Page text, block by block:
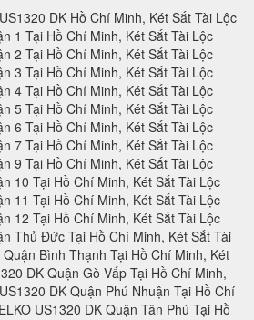
Két Sắt Tài Lộc WELKO US1320 DK Cần Thơ, Két Sắt Tài Lộc WELKO US1320 DK Tại Thành phố Cần Thơ Tỉnh Cần Thơ, Két Sắt Tài Lộc WELKO US1320 DK Tại Quận Ninh Kiều Tỉnh Cần Thơ, Két Sắt Tài Lộc WELKO US1320 DK Tại Quận Ô Môn Tỉnh Cần Thơ, Két Sắt Tài Lộc WELKO US1320 DK Tại Quận Bình Thuỷ Tỉnh Cần Thơ, Két Sắt Tài Lộc WELKO US1320 DK Tại Quận Cái Răng Tỉnh Cần Thơ, Két Sắt Tài Lộc WELKO US1320 DK Tại Quận Thốt Nốt Tỉnh Cần Thơ, Két Sắt Tài Lộc WELKO US1320 DK Tại Huyện Vĩnh Thạnh Tỉnh Cần Thơ, Két Sắt Tài Lộc WELKO US1320 DK Tại Huyện Cờ Đỏ Tỉnh Cần Thơ, Két Sắt Tài Lộc WELKO US1320 DK Tại Huyện Phong Điền Tỉnh Cần Thơ, Két Sắt Tài Lộc WELKO US1320 DK Tại Huyện Thới Lai Tỉnh Cần Thơ, Két Sắt Tài Lộc WELKO US1320 DK Đà Nẵng, Két Sắt Tài Lộc WELKO US1320 DK Tại Thành phố Đà Nẵng Tỉnh Đà Nẵng, Két Sắt Tài Lộc WELKO US1320 DK Tại Quận Liên Chiểu Tỉnh Đà Nẵng, Két Sắt Tài Lộc WELKO US1320 DK Tại Quận Thanh Khê Tỉnh Đà Nẵng, Két Sắt Tài Lộc WELKO US1320 DK Tại Quận Hải Châu Tỉnh Đà Nẵng, Két Sắt Tài Lộc WELKO US1320 DK Tại Quận Sơn Trà Tỉnh Đà Nẵng, Két Sắt Tài Lộc WELKO US1320 DK Tại Quận Ngũ Hành Sơn Tỉnh Đà Nẵng, Két Sắt Tài Lộc WELKO US1320 DK Tại Quận Cẩm Lệ Tỉnh Đà Nẵng, Két Sắt Tài Lộc WELKO US1320 DK TạiHuyện Hòa Vang Tỉnh Đà Nẵng, Két Sắt Tài Lộc WELKO US1320 DK Đắk Lắk, Két Sắt Tài Lộc WELKO US1320 DK Tại Thành phố Buôn Ma Thuột Tỉnh Đắk Lắk, Két Sắt Tài Lộc WELKO US1320 DK Tại Thị xã Buôn Hồ Tỉnh Đắk Lắk, Két Sắt Tài Lộc WELKO US1320 DK Tại Huyện Buôn Đôn Tỉnh Đắk Lắk, Két Sắt Tài Lộc WELKO US1320 DK Tại Huyện Cư Kuin Tỉnh Đắk Lắk, Két Sắt Tài Lộc WELKO US1320 DK Tại Huyện Cư M’gar Tỉnh Đắk Lắk, Két Sắt Tài Lộc WELKO US1320 DK Tại Huyện Ea H’leo Tỉnh Đắk Lắk, Két Sắt Tài Lộc WELKO US1320 DK Tại Huyện Ea Kar Tỉnh Đắk Lắk, Két Sắt Tài Lộc WELKO US1320 DK Tại Huyện Ea Súp Tỉnh Đắk Lắk, Két Sắt Tài Lộc WELKO US1320 DK Tại Huyện Krông Ana Tỉnh Đắk Lắk, Két Sắt Tài Lộc WELKO US1320 DK Tại Huyện Krông Bông Tỉnh Đắk Lắk, Két Sắt Tài Lộc WELKO US1320 DK Tại Huyện Krông Búk Tỉnh Đắk Lắk, Két Sắt Tài Lộc WELKO US1320 DK Tại Huyện Krông Năng Tỉnh Đắk Lắk, Két Sắt Tài Lộc WELKO US1320 DK Tại Huyện Krông Pắk Tỉnh Đắk Lắk, Két Sắt Tài Lộc WELKO US1320 DK Tại Huyện Lắk Tỉnh Đắk Lắk, Két Sắt Tài Lộc WELKO US1320 DK Tại Huyện M’Đrắk Tỉnh Đắk Lắk, Két Sắt Tài Lộc WELKO US1320 DK Đắk Nông, Két Sắt Tài Lộc WELKO US1320 DK Tại Thành phố Gia Nghĩa Tỉnh Đắk Nông, Két Sắt Tài Lộc WELKO US1320 DK Tại Huyện Cư Jút Tỉnh Đắk Nông, Két Sắt Tài Lộc WELKO US1320 DK Tại Huyện Đắk Glong Tỉnh Đắk Nông, Két Sắt Tài Lộc WELKO US1320 DK Tại Huyện Đắk Mil Tỉnh Đắk Nông, Két Sắt Tài Lộc WELKO US1320 DK Tại Huyện Đắk R’lấp Tỉnh Đắk Nông, Két Sắt Tài Lộc WELKO US1320 DK Tại Huyện Đắk Song Tỉnh Đắk Nông, Két Sắt Tài Lộc WELKO US1320 DK Tại Huyện Krông Nô Tỉnh Đắk Nông, Két Sắt Tài Lộc WELKO US1320 DK Tại Huyện Tuy Đức Tỉnh Đắk Nông, Két Sắt Tài Lộc WELKO US1320 DK Đồng Nai, Két Sắt Tài Lộc WELKO US1320 DK Tại Thành phố Biên Hòa Tỉnh Đồng Nai, Két Sắt Tài Lộc WELKO US1320 DK Tại Thành phố Long Khánh Tỉnh Đồng Nai, Két Sắt Tài Lộc WELKO US1320 DK Tại Huyện Cẩm Mỹ Tỉnh Đồng Nai, Két Sắt Tài Lộc WELKO US1320 DK Tại Huyện Định Quán Tỉnh Đồng Nai, Két Sắt Tài Lộc WELKO US1320 DK Tại Huyện Long Thành Tỉnh Đồng Nai, Két Sắt Tài Lộc WELKO US1320 DK Tại Huyện Nhơn Trạch Tỉnh Đồng Nai, Két Sắt Tài Lộc WELKO US1320 DK Tại Huyện Tân Phú Tỉnh Đồng Nai, Két Sắt Tài Lộc WELKO US1320 DK Tại Huyện Thống Nhất Tỉnh Đồng Nai, Két Sắt Tài Lộc WELKO US1320 DK Tại Huyện Trảng Bom Tỉnh Đồng Nai, Két Sắt Tài Lộc WELKO US1320 DK Tại Huyện Vĩnh Cửu Tỉnh Đồng Nai, Két Sắt Tài Lộc WELKO US1320 DK Tại Huyện Xuân Lộc Tỉnh Đồng Nai, Két Sắt Tài Lộc WELKO US1320 DK Biên Hòa, Két Sắt Tài Lộc WELKO US1320 DK Đồng Tháp, Két Sắt Tài Lộc WELKO US1320 DK Tại Thành phố Cao Lãnh Tỉnh Đồng Tháp, Két Sắt Tài Lộc WELKO US1320 DK Tại Thành phố Sa Đéc Tỉnh Đồng Tháp, Két Sắt Tài Lộc WELKO US1320 DK Tại Thị xã Hồng Ngự Tỉnh Đồng Tháp, Két Sắt Tài Lộc WELKO US1320 DK Tại Huyện Cao Lãnh Tỉnh Đồng Tháp, Két Sắt Tài Lộc WELKO US1320 DK Tại Huyện Châu Thành Tỉnh Đồng Tháp, Két Sắt Tài Lộc WELKO US1320 DK Tại Huyện Hồng Ngự Tỉnh Đồng Tháp, Két Sắt Tài Lộc WELKO US1320 DK Tại Huyện Lai Vung Tỉnh Đồng Tháp, Két Sắt Tài Lộc WELKO US1320 DK Tại Huyện Lấp Vò Tỉnh Đồng Tháp, Két Sắt Tài Lộc WELKO US1320 DK Tại Huyện Tam Nông Tỉnh Đồng Tháp, Két Sắt Tài Lộc WELKO US1320 DK Tại Huyện Tân Hồng Tỉnh Đồng Tháp, Két Sắt Tài Lộc WELKO US1320 DK Tại Huyện Thanh Bình Tỉnh Đồng Tháp, Két Sắt Tài Lộc WELKO US1320 DK Tại Huyện Tháp Mười Tỉnh Đồng Tháp, Két Sắt Tài Lộc WELKO US1320 DK Tại Thành phố Điện Biên Phủ Tỉnh Điện Biên, Két Sắt Tài Lộc WELKO US1320 DK Tại Thị xã Mường Lay Tỉnh Điện Biên, Két Sắt Tài Lộc WELKO US1320 DK Tại Huyện Điện Biên Tỉnh Điện Biên, Két Sắt Tài Lộc WELKO US1320 DK Tại Huyện Điện Biên Đông Tỉnh Điện Biên, Két Sắt Tài Lộc WELKO US1320 DK Tại Huyện Mường Ảng Tỉnh Điện Biên, Két Sắt Tài Lộc WELKO US1320 DK Tại Huyện Mường Chà Tỉnh Điện Biên, Két Sắt Tài Lộc WELKO US1320 DK Tại Huyện Mường Nhé Tỉnh Điện Biên, Két Sắt Tài Lộc WELKO US1320 DK Tại Huyện Nậm Pồ Tỉnh Điện Biên, Két Sắt Tài Lộc WELKO US1320 DK Tại Huyện Tủa Chùa Tỉnh Điện Biên, Két Sắt Tài Lộc WELKO US1320 DK Tại Huyện Tuần Giáo Tỉnh Điện Biên, Két Sắt Tài Lộc WELKO US1320 DK Điện Biên, Két Sắt Tài Lộc WELKO US1320 DK Gia Lai, Két Sắt Tài Lộc WELKO US1320 DK Tại Thành phố Pleiku Tỉnh Gia Lai, Két Sắt Tài Lộc WELKO US1320 DK Tại Thị xã An Khê Tỉnh Gia Lai, Két Sắt Tài Lộc WELKO US1320 DK Tại Thị xã Ayun Pa Tỉnh Gia Lai, Két Sắt Tài Lộc WELKO US1320 DK Tại Huyện Chư Păh Tỉnh Gia Lai, Két Sắt Tài Lộc WELKO US1320 DK Tại Huyện Chư Prông Tỉnh Gia Lai, Két Sắt Tài Lộc WELKO US1320 DK Tại Huyện Chư Pưh Tỉnh Gia Lai, Két Sắt Tài Lộc WELKO US1320 DK Tại Huyện Chư Sê Tỉnh Gia Lai, Két Sắt Tài Lộc WELKO US1320 DK Tại Huyện Đắk Đoa Tỉnh Gia Lai, Két Sắt Tài Lộc WELKO US1320 DK Tại Huyện Đak Pơ Tỉnh Gia Lai, Két Sắt Tài Lộc WELKO US1320 DK Tại Huyện Đức Cơ Tỉnh Gia Lai, Két Sắt Tài Lộc WELKO US1320 DK Tại Huyện Ia Grai Tỉnh Gia Lai, Két Sắt Tài Lộc WELKO US1320 DK Tại Huyện Ia Pa Tỉnh Gia Lai, Két Sắt Tài Lộc WELKO US1320 DK Tại Huyện K’Bang Tỉnh Gia Lai, Két Sắt Tài Lộc WELKO US132